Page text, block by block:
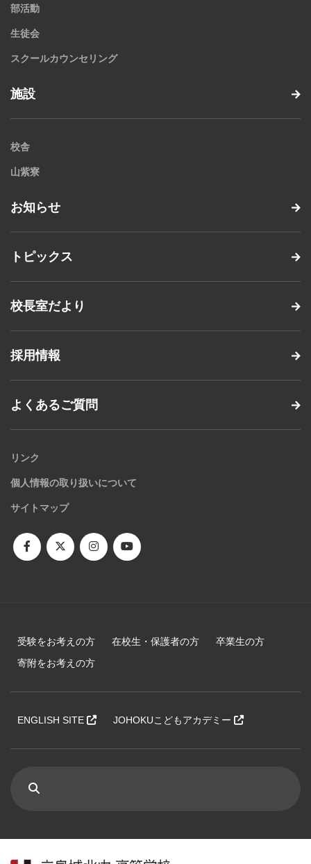
部活動
生徒会
スクールカウンセリング
施設
校舎
山紫寮
お知らせ
トピックス
校長室だより
採用情報
よくあるご質問
リンク
個人情報の取り扱いについて
サイトマップ
受験をお考えの方 在校生・保護者の方
卒業生の方
寄附をお考えの方
ENGLISH SITE JOHOKUこどもアカデミー